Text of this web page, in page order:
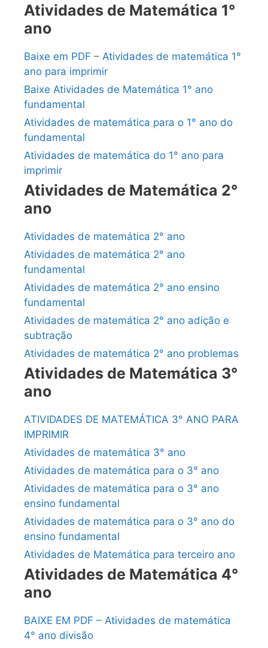
Atividades de Matemática 1°
ano
Baixe em PDF – Atividades de matemática 1°
ano para imprimir
Baixe Atividades de Matemática 1° ano
fundamental
Atividades de matemática para o 1° ano do
fundamental
Atividades de matemática do 1° ano para
imprimir
Atividades de Matemática 2°
ano
Atividades de matemática 2° ano
Atividades de matemática 2° ano
fundamental
Atividades de matemática 2° ano ensino
fundamental
Atividades de matemática 2° ano adição e
subtração
Atividades de matemática 2° ano problemas
Atividades de Matemática 3°
ano
ATIVIDADES DE MATEMÁTICA 3° ANO PARA
IMPRIMIR
Atividades de matemática 3° ano
Atividades de matemática para o 3° ano
Atividades de matemática para o 3° ano
ensino fundamental
Atividades de matemática para o 3° ano do
ensino fundamental
Atividades de Matemática para terceiro ano
Atividades de Matemática 4°
ano
BAIXE EM PDF – Atividades de matemática
4° ano divisão